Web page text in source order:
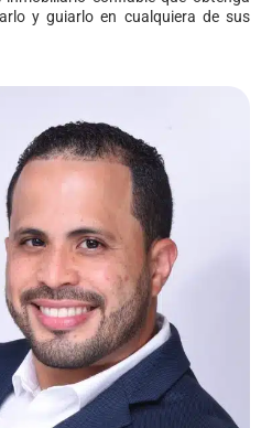
y guiarlo en cualquiera de sus